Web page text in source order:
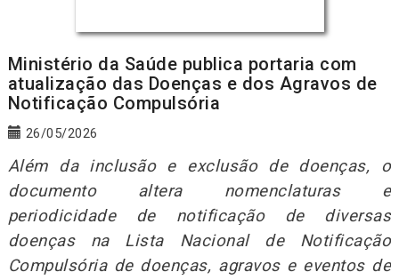
Ministério da Saúde publica portaria com
atualização das Doenças e dos Agravos de
Notificação Compulsória
26/05/2026
Além da inclusão e exclusão de doenças, o
documento altera nomenclaturas e
periodicidade de notificação de diversas
doenças na Lista Nacional de Notificação
Compulsória de doenças, agravos e eventos de